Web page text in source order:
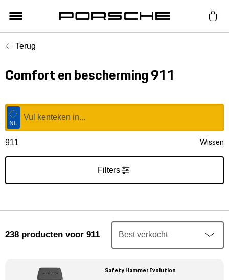
Lifestyle
Auto Accessoires
Classic
Nieuw
Mijn account
Terug
Comfort en bescherming 911
911 Wissen
Filters
238 producten voor 911
Safety Hammer Evolution